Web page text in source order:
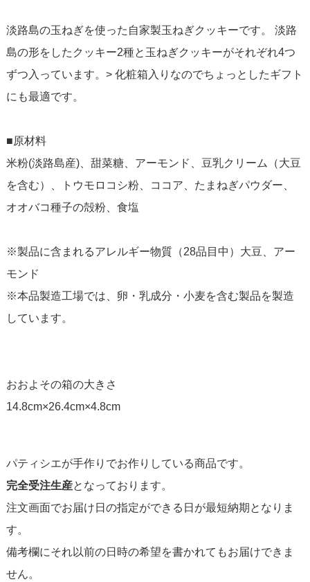
淡路島の玉ねぎを使った自家製玉ねぎクッキーです。 淡路
島の形をしたクッキー2種と玉ねぎクッキーがそれぞれ4つ
ずつ入っています。 > 化粧箱入りなのでちょっとしたギフト
にも最適です。
■原材料
米粉(淡路島産)、甜菜糖、アーモンド、豆乳クリーム（大豆
を含む）、トウモロコシ粉、ココア、たまねぎパウダー、
オオバコ種子の殻粉、食塩
※製品に含まれるアレルギー物質（28品目中）大豆、アー
モンド
※本品製造工場では、卵・乳成分・小麦を含む製品を製造
しています。
おおよその箱の大きさ
14.8cm×26.4cm×4.8cm
パティシエが手作りでお作りしている商品です。
完全受注生産となっております。
注文画面でお届け日の指定ができる日が最短納期となりま
す。
備考欄にそれ以前の日時の希望を書かれてもお届けできま
せん。